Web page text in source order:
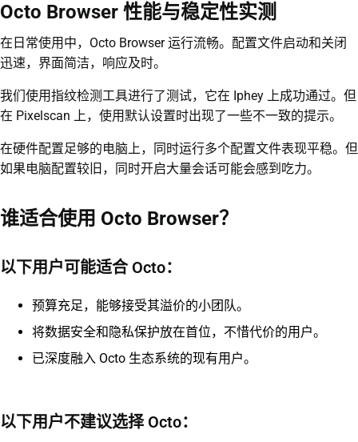
Octo Browser 性能与稳定性实测
在日常使用中，Octo Browser 运行流畅。配置文件启动和关闭
迅速，界面简洁，响应及时。
我们使用指纹检测工具进行了测试，它在 Iphey 上成功通过。但
在 Pixelscan 上，使用默认设置时出现了一些不一致的提示。
在硬件配置足够的电脑上，同时运行多个配置文件表现平稳。但
如果电脑配置较旧，同时开启大量会话可能会感到吃力。
谁适合使用 Octo Browser？
以下用户可能适合 Octo：
预算充足，能够接受其溢价的小团队。
将数据安全和隐私保护放在首位，不惜代价的用户。
已深度融入 Octo 生态系统的现有用户。
以下用户不建议选择 Octo：